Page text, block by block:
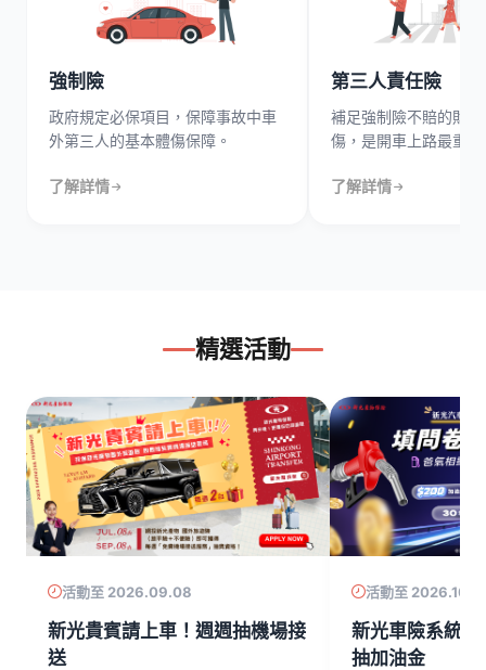
強制險
政府規定必保項目，保障事故中車
外第三人的基本體傷保障。
了解詳情
第三人責任險
補足強制險不賠的財
傷，是開車上路最重
了解詳情
精選活動
活動至 2026.09.08
新光貴賓請上車！週週抽機場接
送
活動至
新光車險系統
抽加油金